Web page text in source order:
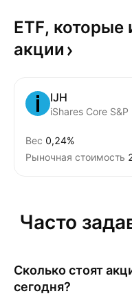
ETF, которые
акции
IJH
iShares Core
Вес 0,24%
Рыночная стоимость
Часто
Сколько стоят
сегодня?